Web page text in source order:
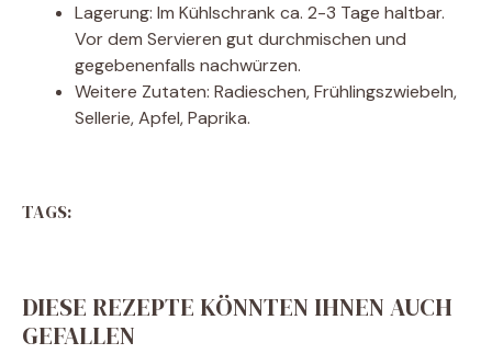
Lagerung: Im Kühlschrank ca. 2-3 Tage haltbar.
Vor dem Servieren gut durchmischen und
gegebenenfalls nachwürzen.
Weitere Zutaten: Radieschen, Frühlingszwiebeln,
Sellerie, Apfel, Paprika.
TAGS:
DIESE REZEPTE KÖNNTEN IHNEN AUCH
GEFALLEN